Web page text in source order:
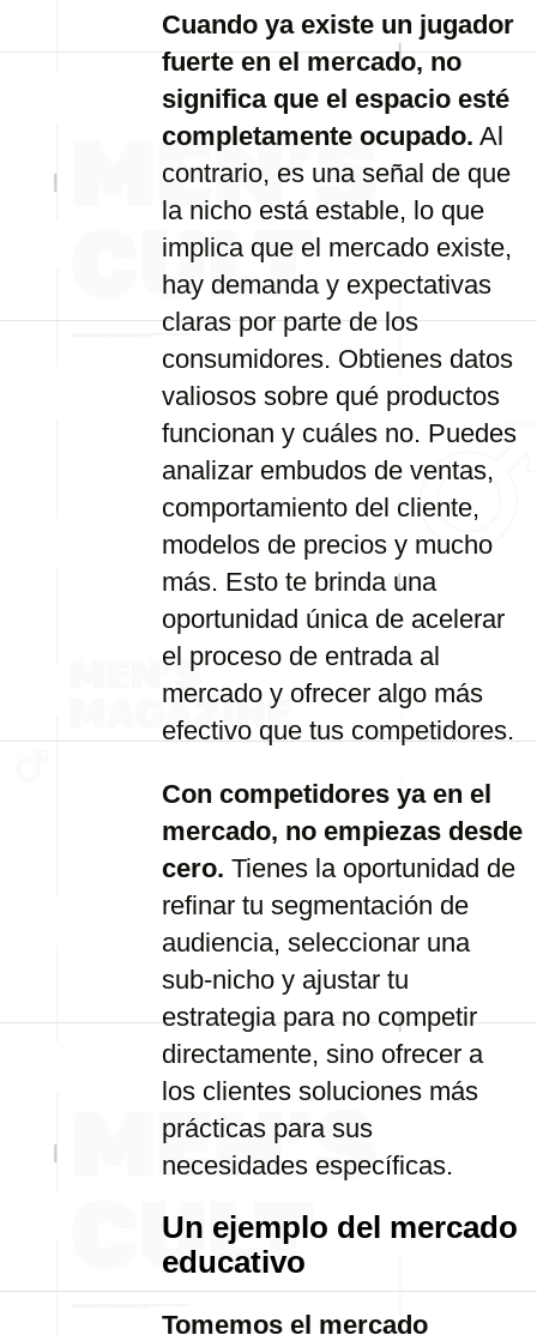
Cuando ya existe un jugador
fuerte en el mercado, no
significa que el espacio esté
completamente ocupado. Al
contrario, es una señal de que
la nicho está estable, lo que
implica que el mercado existe,
hay demanda y expectativas
claras por parte de los
consumidores. Obtienes datos
valiosos sobre qué productos
funcionan y cuáles no. Puedes
analizar embudos de ventas,
comportamiento del cliente,
modelos de precios y mucho
más. Esto te brinda una
oportunidad única de acelerar
el proceso de entrada al
mercado y ofrecer algo más
efectivo que tus competidores.
Con competidores ya en el
mercado, no empiezas desde
cero. Tienes la oportunidad de
refinar tu segmentación de
audiencia, seleccionar una
sub-nicho y ajustar tu
estrategia para no competir
directamente, sino ofrecer a
los clientes soluciones más
prácticas para sus
necesidades específicas.
Un ejemplo del mercado
educativo
Tomemos el mercado